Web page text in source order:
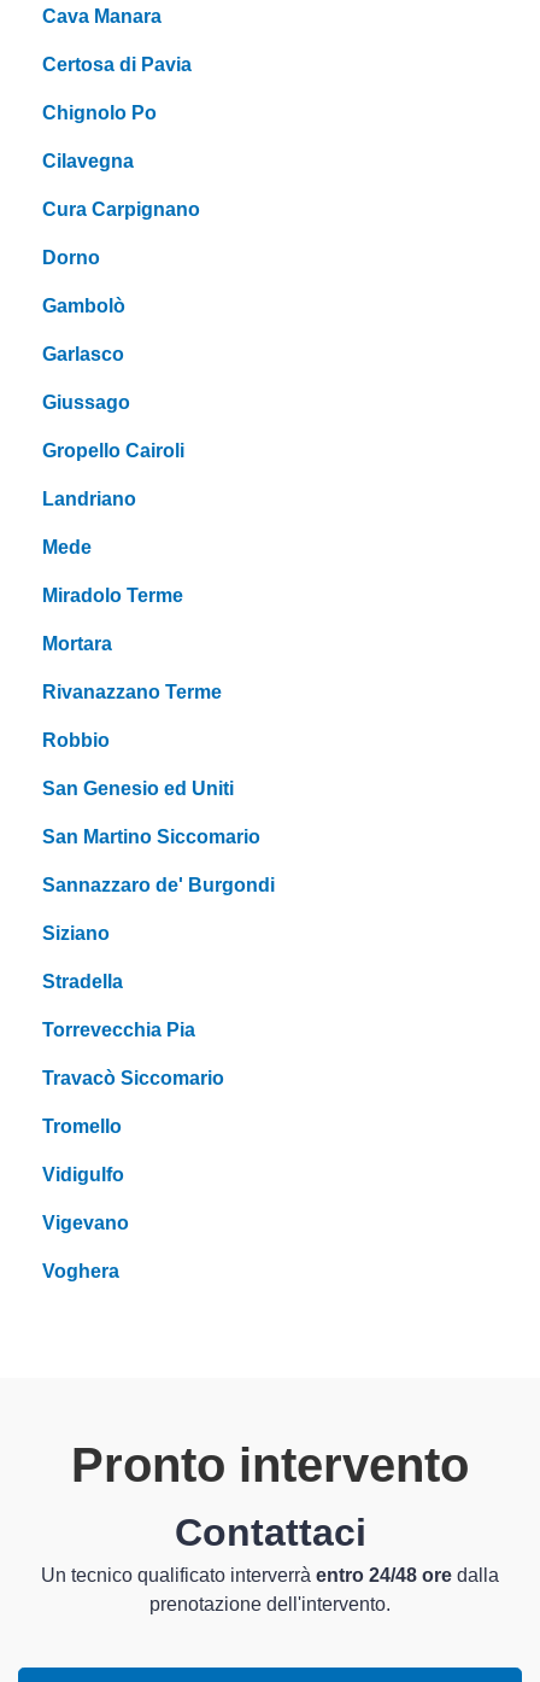
Cava Manara
Certosa di Pavia
Chignolo Po
Cilavegna
Cura Carpignano
Dorno
Gambolò
Garlasco
Giussago
Gropello Cairoli
Landriano
Mede
Miradolo Terme
Mortara
Rivanazzano Terme
Robbio
San Genesio ed Uniti
San Martino Siccomario
Sannazzaro de' Burgondi
Siziano
Stradella
Torrevecchia Pia
Travacò Siccomario
Tromello
Vidigulfo
Vigevano
Voghera
Pronto intervento
Contattaci
Un tecnico qualificato interverrà entro 24/48 ore dalla
prenotazione dell'intervento.